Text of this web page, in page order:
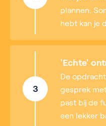
plannen.
hebt kan je
3
'Echte'
De
gesprek
past bij de
een lekker